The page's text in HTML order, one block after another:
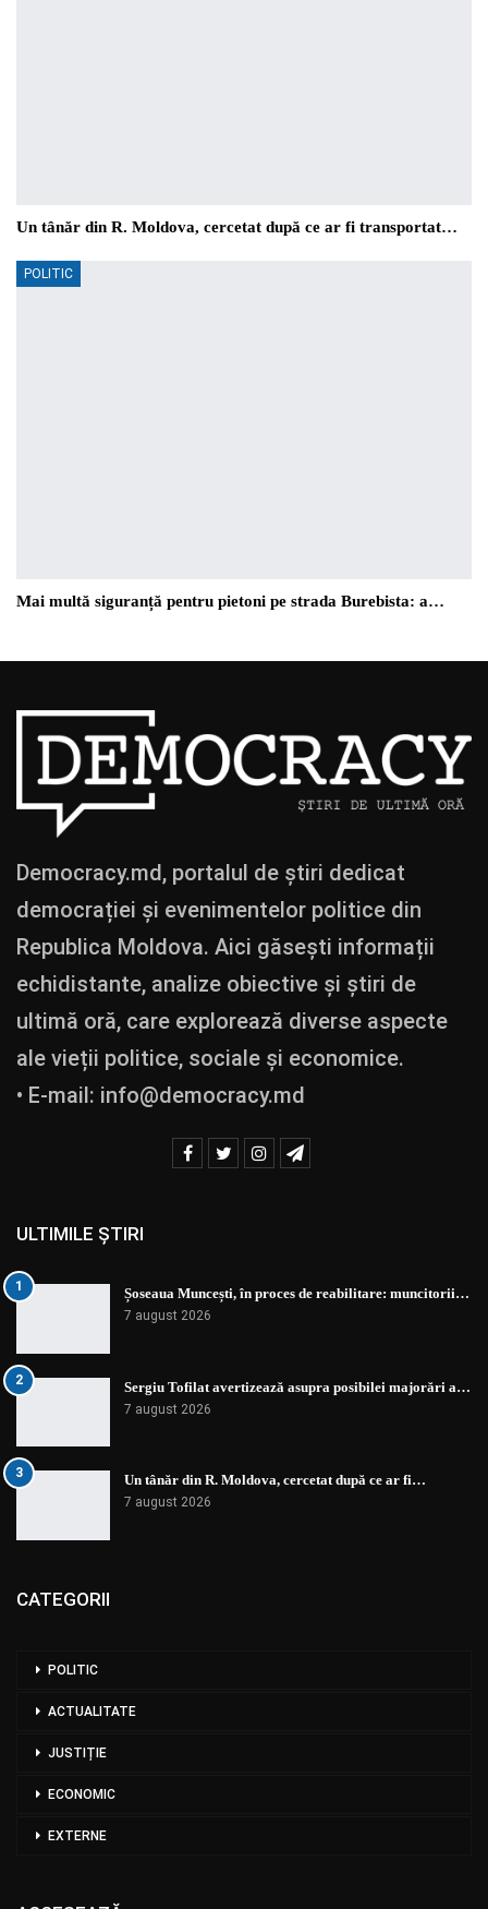
Un tânăr din R. Moldova, cercetat după ce ar fi transportat…
POLITIC
Mai multă siguranță pentru pietoni pe strada Burebista: a…
Democracy.md, portalul de știri dedicat
democrației și evenimentelor politice din
Republica Moldova. Aici găsești informații
echidistante, analize obiective și știri de
ultimă oră, care explorează diverse aspecte
ale vieții politice, sociale și economice.
• E-mail: info@democracy.md
ULTIMILE ȘTIRI
1 Șoseaua Muncești, în proces de reabilitare: muncitorii…
7 august 2026
2 Sergiu Tofilat avertizează asupra posibilei majorări a…
7 august 2026
3 Un tânăr din R. Moldova, cercetat după ce ar fi…
7 august 2026
CATEGORII
POLITIC
ACTUALITATE
JUSTIȚIE
ECONOMIC
EXTERNE